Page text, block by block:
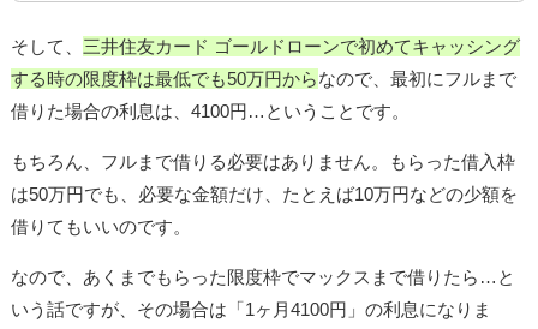
そして、 三井住友カード ゴールドローンで初めてキャッシング
する時の限度枠は最低でも50万円からなので、最初にフルまで
借りた場合の利息は、4100円…ということです。
もちろん、フルまで借りる必要はありません。もらった借入枠
は50万円でも、必要な金額だけ、たとえば10万円などの少額を
借りてもいいのです。
なので、あくまでもらった限度枠でマックスまで借りたら…と
いう話ですが、その場合は「1ヶ月4100円」の利息になりま